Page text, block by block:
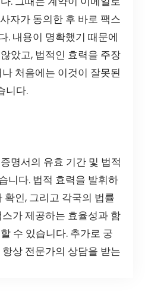
자가 동의한 후 바로 팩스
. 내용이 명확했기 때문에
았고, 법적인 효력을 주장
처음에는 이것이 잘못된
니다.
명서의 유효 기간 및 법적
니다. 법적 효력을 발휘하
확인, 그리고 각국의 법률
가 제공하는 효율성과 함
수 있습니다. 추가로 궁
상 전문가의 상담을 받는